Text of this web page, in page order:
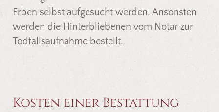
Erben selbst aufgesucht werden. Ansonsten
werden die Hinterbliebenen vom Notar zur
Todfallsaufnahme bestellt.
Kosten einer Bestattung